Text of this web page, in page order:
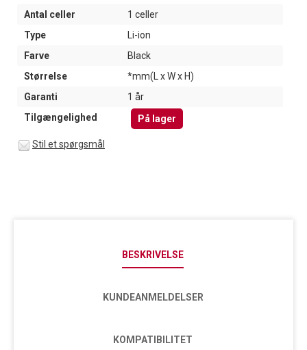
Antal celler
1 celler
Type
Li-ion
Farve
Black
Størrelse
*mm(L x W x H)
Garanti
1 år
Tilgængelighed
På lager
Stil et spørgsmål
BESKRIVELSE
KUNDEANMELDELSER
KOMPATIBILITET